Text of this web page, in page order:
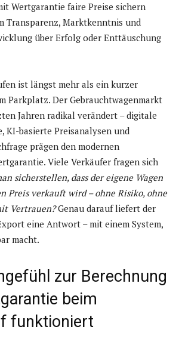
Wertgarantie faire Preise sichern
Transparenz, Marktkenntnis und
über Erfolg oder Enttäuschung
ist längst mehr als ein kurzer
Parkplatz. Der Gebrauchtwagenmarkt
Jahren radikal verändert – digitale
KI-basierte Preisanalysen und
prägen den modernen
Viele Verkäufer fragen sich
sicherstellen, dass der eigene Wagen
Preis verkauft wird – ohne Risiko, ohne
Vertrauen?Genau darauf liefert der
eine Antwort – mit einem System,
macht.
zur Berechnung
beim
funktioniert